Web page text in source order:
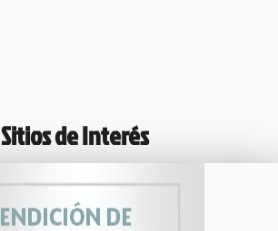
Sitios de Interés